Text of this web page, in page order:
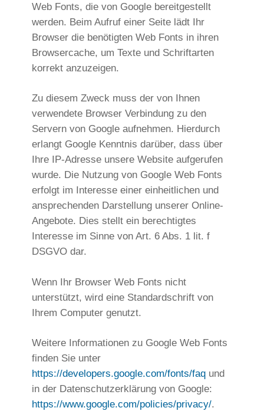
Web Fonts, die von Google bereitgestellt
werden. Beim Aufruf einer Seite lädt Ihr
Browser die benötigten Web Fonts in ihren
Browsercache, um Texte und Schriftarten
korrekt anzuzeigen.
Zu diesem Zweck muss der von Ihnen
verwendete Browser Verbindung zu den
Servern von Google aufnehmen. Hierdurch
erlangt Google Kenntnis darüber, dass über
Ihre IP-Adresse unsere Website aufgerufen
wurde. Die Nutzung von Google Web Fonts
erfolgt im Interesse einer einheitlichen und
ansprechenden Darstellung unserer Online-
Angebote. Dies stellt ein berechtigtes
Interesse im Sinne von Art. 6 Abs. 1 lit. f
DSGVO dar.
Wenn Ihr Browser Web Fonts nicht
unterstützt, wird eine Standardschrift von
Ihrem Computer genutzt.
Weitere Informationen zu Google Web Fonts
finden Sie unter
https://developers.google.com/fonts/faqund
in der Datenschutzerklärung von Google:
https://www.google.com/policies/privacy/.